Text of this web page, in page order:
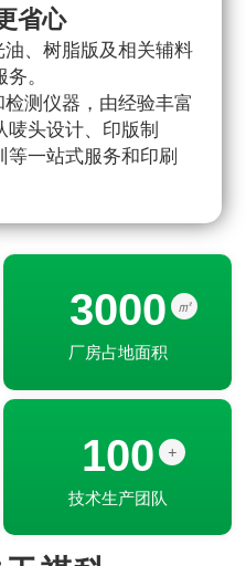
省心
、树脂版及相关辅料
。
测仪器，由经验丰富
头设计、印版制
一站式服务和印刷
3000 ㎡
厂房占地面积
100 +
技术生产团队